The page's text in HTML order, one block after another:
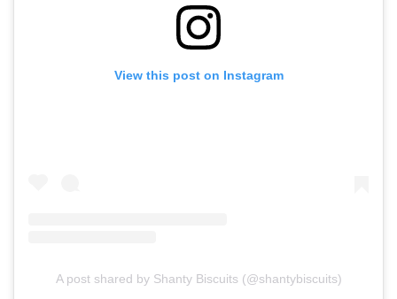
View this post on Instagram
A post shared by Shanty Biscuits (@shantybiscuits)